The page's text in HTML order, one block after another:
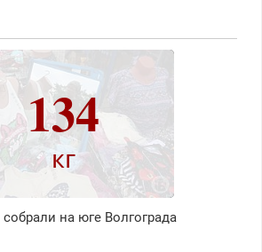
134
кг
на юге Волгограда